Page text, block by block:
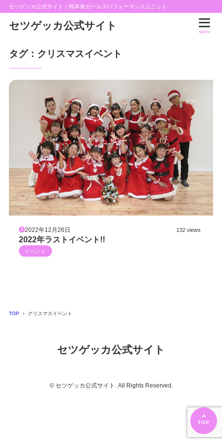
セツゲッカ公式サイト｜熊本発ガールズパフォーマンスユニット
セツゲッカ公式サイト
MENU
タグ：クリスマスイベント
2022年12月26日 132 views
2022年ラストイベント!!
イベント
TOP クリスマスイベント
セツゲッカ公式サイト
© セツゲッカ公式サイト. All Rights Reserved.